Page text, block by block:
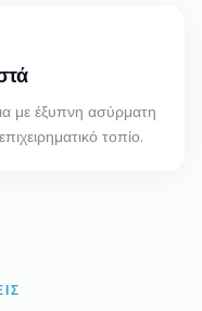
με έξυπνη ασύρματη
τοπίο.